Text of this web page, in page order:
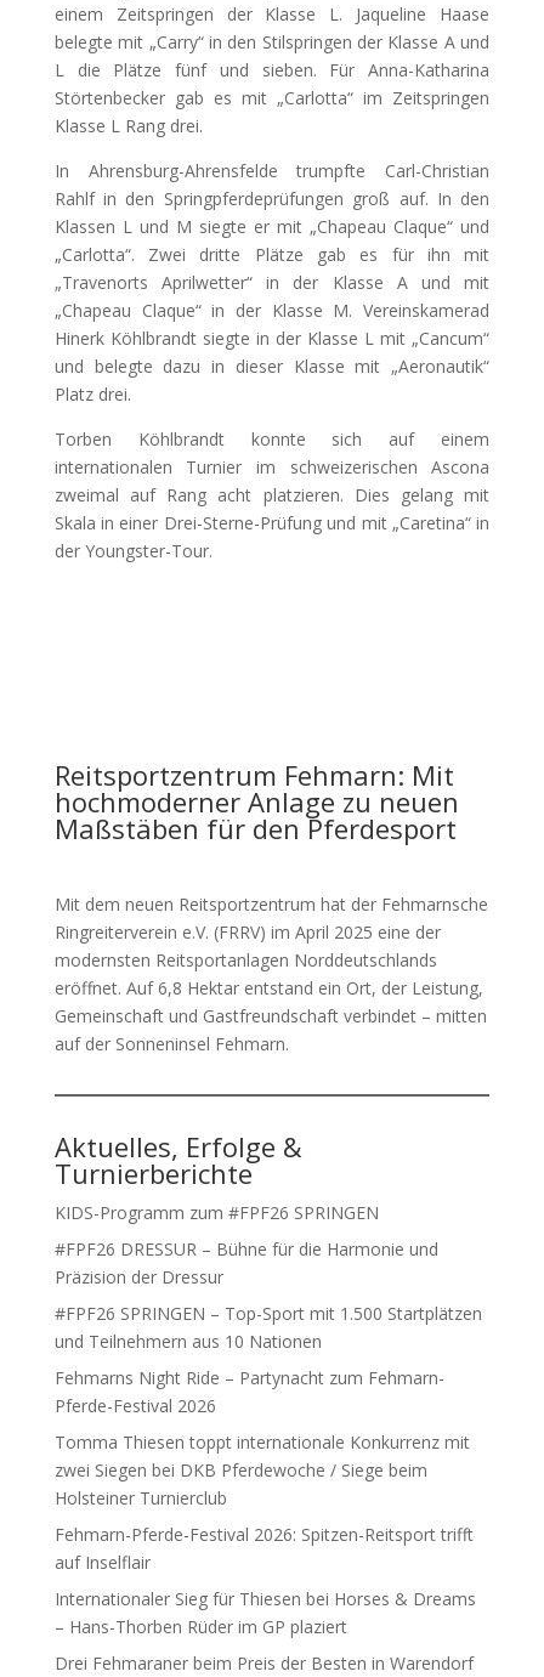
einem Zeitspringen der Klasse L. Jaqueline Haase
belegte mit „Carry“ in den Stilspringen der Klasse A und
L die Plätze fünf und sieben. Für Anna-Katharina
Störtenbecker gab es mit „Carlotta“ im Zeitspringen
Klasse L Rang drei.
In Ahrensburg-Ahrensfelde trumpfte Carl-Christian
Rahlf in den Springpferdeprüfungen groß auf. In den
Klassen L und M siegte er mit „Chapeau Claque“ und
„Carlotta“. Zwei dritte Plätze gab es für ihn mit
„Travenorts Aprilwetter“ in der Klasse A und mit
„Chapeau Claque“ in der Klasse M. Vereinskamerad
Hinerk Köhlbrandt siegte in der Klasse L mit „Cancum“
und belegte dazu in dieser Klasse mit „Aeronautik“
Platz drei.
Torben Köhlbrandt konnte sich auf einem
internationalen Turnier im schweizerischen Ascona
zweimal auf Rang acht platzieren. Dies gelang mit
Skala in einer Drei-Sterne-Prüfung und mit „Caretina“ in
der Youngster-Tour.
Reitsportzentrum Fehmarn: Mit
hochmoderner Anlage zu neuen
Maßstäben für den Pferdesport
Mit dem neuen Reitsportzentrum hat der Fehmarnsche
Ringreiterverein e.V. (FRRV) im April 2025 eine der
modernsten Reitsportanlagen Norddeutschlands
eröffnet. Auf 6,8 Hektar entstand ein Ort, der Leistung,
Gemeinschaft und Gastfreundschaft verbindet – mitten
auf der Sonneninsel Fehmarn.
Aktuelles, Erfolge &
Turnierberichte
KIDS-Programm zum #FPF26 SPRINGEN
#FPF26 DRESSUR – Bühne für die Harmonie und
Präzision der Dressur
#FPF26 SPRINGEN – Top-Sport mit 1.500 Startplätzen
und Teilnehmern aus 10 Nationen
Fehmarns Night Ride – Partynacht zum Fehmarn-
Pferde-Festival 2026
Tomma Thiesen toppt internationale Konkurrenz mit
zwei Siegen bei DKB Pferdewoche / Siege beim
Holsteiner Turnierclub
Fehmarn-Pferde-Festival 2026: Spitzen-Reitsport trifft
auf Inselflair
Internationaler Sieg für Thiesen bei Horses & Dreams
– Hans-Thorben Rüder im GP plaziert
Drei Fehmaraner beim Preis der Besten in Warendorf